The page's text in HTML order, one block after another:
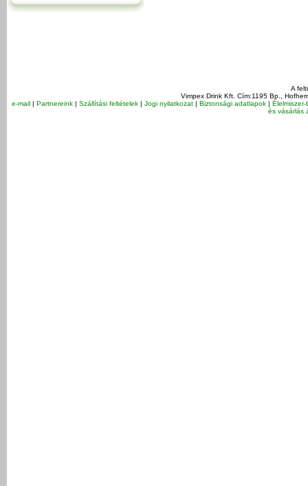
A
Vimpex Drink Kft. Cím:1195 Bp.,
e-mail| Partnereink| Szállítási feltételek| Jogi nyilatkozat| Biztonsági adatlapok|
és vásárlás